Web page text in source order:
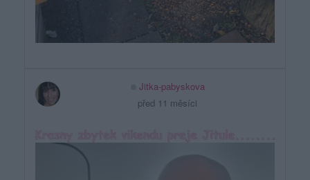
Jitka-pabyskova
před 11 měsíci